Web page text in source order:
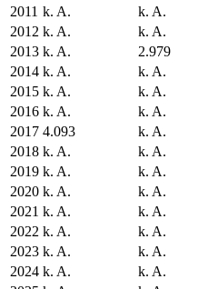
2011 k. A.
k. A.
2012 k. A.
k. A.
2013 k. A.
2.979
2014 k. A.
k. A.
2015 k. A.
k. A.
2016 k. A.
k. A.
2017 4.093
k. A.
2018 k. A.
k. A.
2019 k. A.
k. A.
2020 k. A.
k. A.
2021 k. A.
k. A.
2022 k. A.
k. A.
2023 k. A.
k. A.
2024 k. A.
k. A.